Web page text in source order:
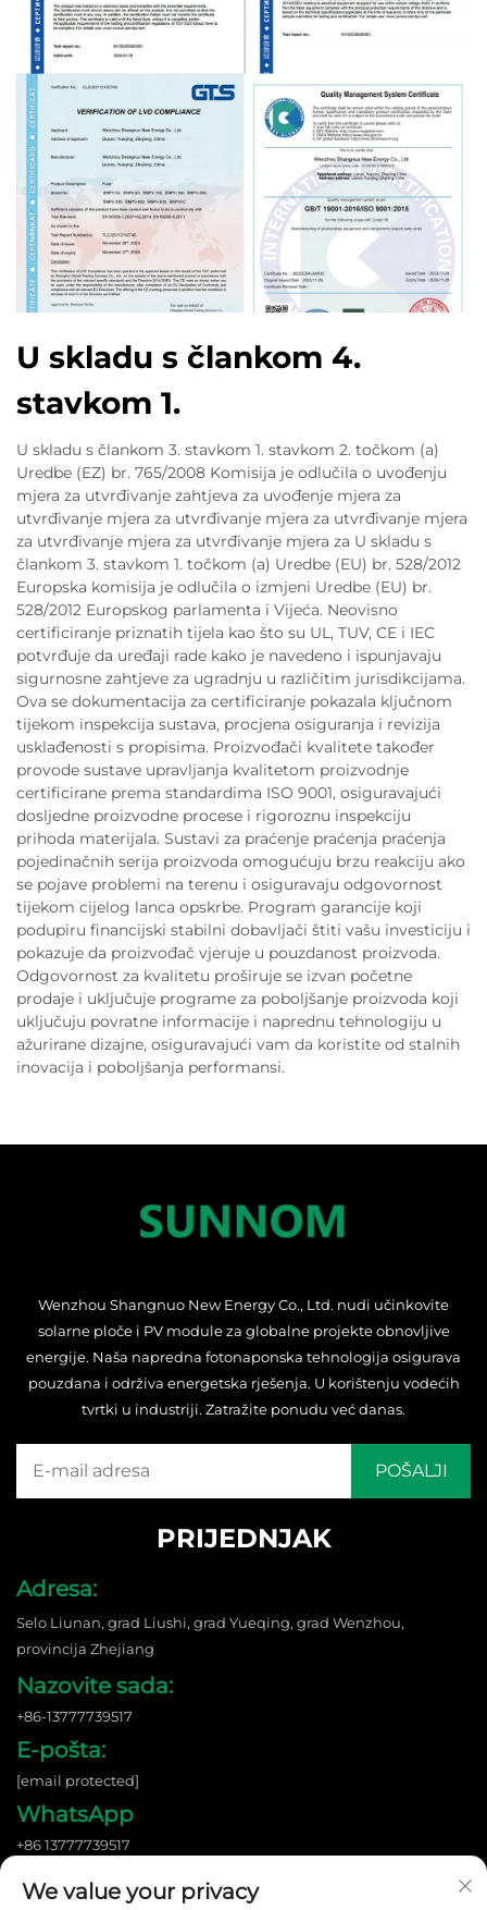
U skladu s člankom 4.
stavkom 1.
U skladu s člankom 3. stavkom 1. stavkom 2. točkom (a)
Uredbe (EZ) br. 765/2008 Komisija je odlučila o uvođenju
mjera za utvrđivanje zahtjeva za uvođenje mjera za
utvrđivanje mjera za utvrđivanje mjera za utvrđivanje mjera
za utvrđivanje mjera za utvrđivanje mjera za U skladu s
člankom 3. stavkom 1. točkom (a) Uredbe (EU) br. 528/2012
Europska komisija je odlučila o izmjeni Uredbe (EU) br.
528/2012 Europskog parlamenta i Vijeća. Neovisno
certificiranje priznatih tijela kao što su UL, TUV, CE i IEC
potvrđuje da uređaji rade kako je navedeno i ispunjavaju
sigurnosne zahtjeve za ugradnju u različitim jurisdikcijama.
Ova se dokumentacija za certificiranje pokazala ključnom
tijekom inspekcija sustava, procjena osiguranja i revizija
usklađenosti s propisima. Proizvođači kvalitete također
provode sustave upravljanja kvalitetom proizvodnje
certificirane prema standardima ISO 9001, osiguravajući
dosljedne proizvodne procese i rigoroznu inspekciju
prihoda materijala. Sustavi za praćenje praćenja praćenja
pojedinačnih serija proizvoda omogućuju brzu reakciju ako
se pojave problemi na terenu i osiguravaju odgovornost
tijekom cijelog lanca opskrbe. Program garancije koji
podupiru financijski stabilni dobavljači štiti vašu investiciju i
pokazuje da proizvođač vjeruje u pouzdanost proizvoda.
Odgovornost za kvalitetu proširuje se izvan početne
prodaje i uključuje programe za poboljšanje proizvoda koji
uključuju povratne informacije i naprednu tehnologiju u
ažurirane dizajne, osiguravajući vam da koristite od stalnih
inovacija i poboljšanja performansi.
Wenzhou Shangnuo New Energy Co., Ltd. nudi učinkovite
solarne ploče i PV module za globalne projekte obnovljive
energije. Naša napredna fotonaponska tehnologija osigurava
pouzdana i održiva energetska rješenja. U korištenju vodećih
tvrtki u industriji. Zatražite ponudu već danas.
PRIJEDNJAK
Adresa:
Selo Liunan, grad Liushi, grad Yueqing, grad Wenzhou,
provincija Zhejiang
Nazovite sada:
+86-13777739517
E-pošta:
[email protected]
WhatsApp
+86 13777739517
We value your privacy